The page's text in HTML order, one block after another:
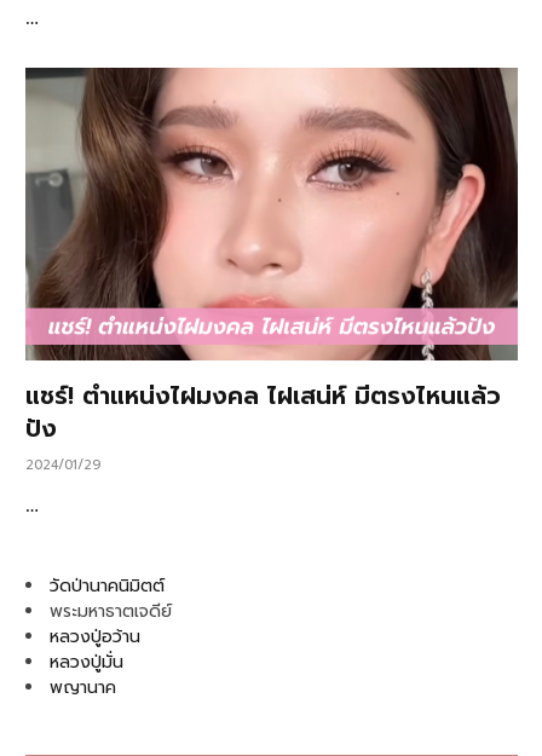
…
แชร์! ตำแหน่งไฝมงคล ไฝเสน่ห์ มีตรงไหนแล้ว
ปัง
2024/01/29
…
วัดป่านาคนิมิตต์
พระมหาธาตเจดีย์
หลวงปู่อว้าน
หลวงปู่มั่น
พญานาค